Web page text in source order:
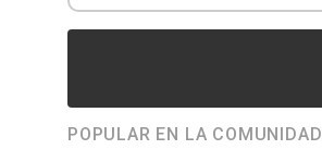
POPULAR EN LA COMUNIDAD